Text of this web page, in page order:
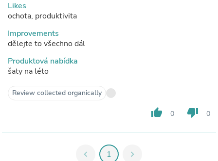
Likes
ochota, produktivita
Improvements
dělejte to všechno dál
Produktová nabídka
šaty na léto
Review collected organically
thumb_up 0 thumb_down 0
chevron_left 1 chevron_right